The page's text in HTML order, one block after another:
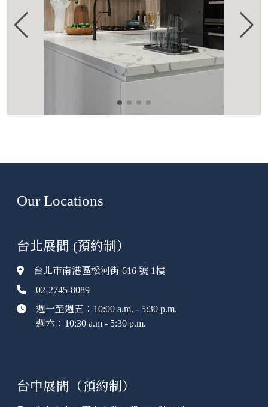
Our Locations
台北展間 (預約制）
台北市南港區松河街 616 號 1樓
02-2745-8089
週一至週五：10:00 a.m. - 5:30 p.m.
週六：10:30 a.m - 5:30 p.m.
台中展間（預約制）